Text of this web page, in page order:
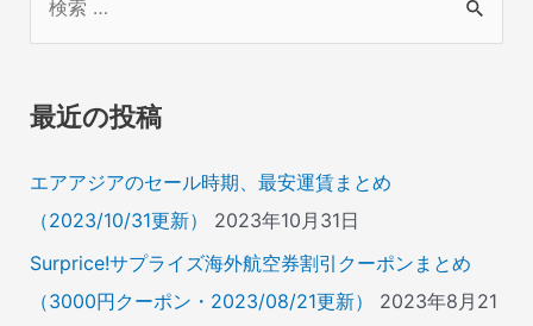
象
最近の投稿
エアアジアのセール時期、最安運賃まとめ
（2023/10/31更新）
2023年10月31日
Surprice!サプライズ海外航空券割引クーポンまとめ
（3000円クーポン・2023/08/21更新）
2023年8月21